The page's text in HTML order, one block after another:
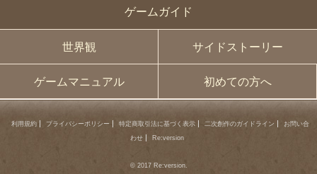
ゲームガイド
世界観 サイドストーリー
ゲームマニュアル 初めての方へ
利用規約 プライバシーポリシー 特定商取引法に基づく表示 二次創作のガイドライン
お問い合
わせ
Re:version
© 2017 Re:version.